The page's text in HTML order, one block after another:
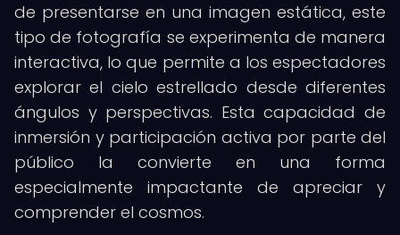
de presentarse en una imagen estática, este
tipo de fotografía se experimenta de manera
interactiva, lo que permite a los espectadores
explorar el cielo estrellado desde diferentes
ángulos y perspectivas. Esta capacidad de
inmersión y participación activa por parte del
público la convierte en una forma
especialmente impactante de apreciar y
comprender el cosmos.